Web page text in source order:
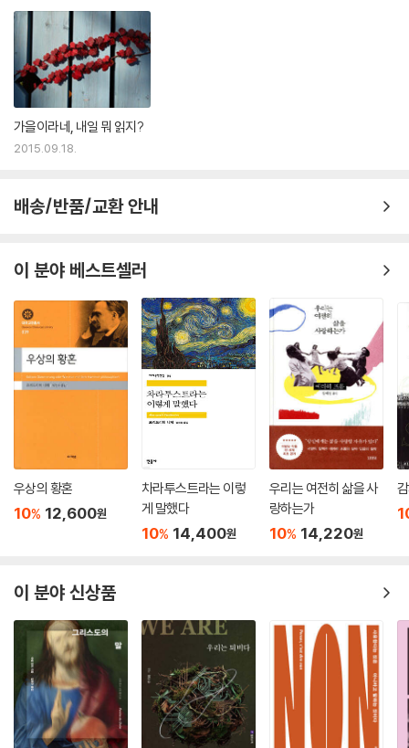
가을이라네, 내일 뭐 읽지?
2015.09.18.
배송/반품/교환 안내
이 분야 베스트셀러
우상의 황혼
10% 12,600원
차라투스트라는 이렇
게 말했다
10% 14,400원
우리는 여전히 삶을 사
랑하는가
10% 14,220원
이 분야 신상품